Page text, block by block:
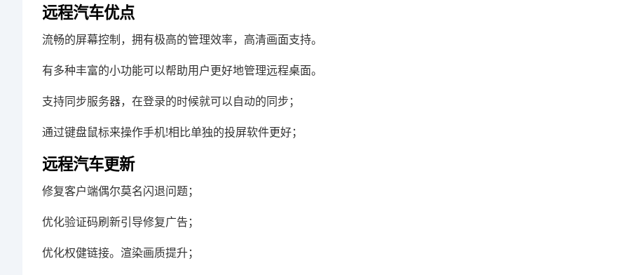
远程汽车优点
流畅的屏幕控制，拥有极高的管理效率，高清画面支持。
有多种丰富的小功能可以帮助用户更好地管理远程桌面。
支持同步服务器，在登录的时候就可以自动的同步；
通过键盘鼠标来操作手机!相比单独的投屏软件更好；
远程汽车更新
修复客户端偶尔莫名闪退问题；
优化验证码刷新引导修复广告；
优化权健链接。渲染画质提升；